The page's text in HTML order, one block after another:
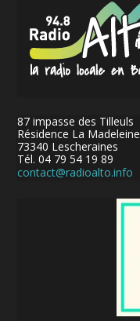
87 impasse des Tilleuls
Résidence La Madeleine
73340 Lescheraines
Tél. 04 79 54 19 89
contact@radioalto.info